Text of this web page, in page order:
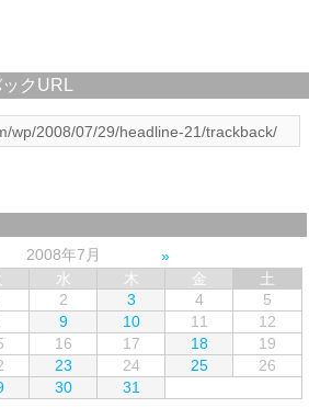
クURL
2008年7月
水 木 金
土
2 3 4
5
9 10 11
12
16 17 18
19
23 24 25
26
30 31